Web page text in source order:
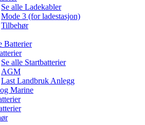
Se alle Ladekabler
Mode 3 (for ladestasjon)
Tilbehør
Batterier
Se alle Startbatterier
AGM
Last Landbruk Anlegg
Marine